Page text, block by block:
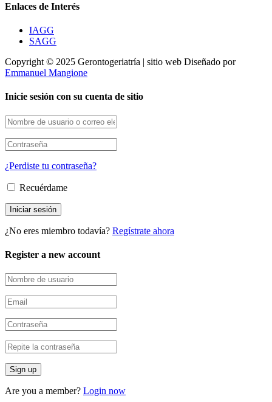
Enlaces de Interés
IAGG
SAGG
Copyright © 2025 Gerontogeriatría | sitio web Diseñado por
Emmanuel Mangione
Inicie sesión con su cuenta de sitio
¿Perdiste tu contraseña?
Recuérdame
¿No eres miembro todavía? Regístrate ahora
Register a new account
Are you a member? Login now